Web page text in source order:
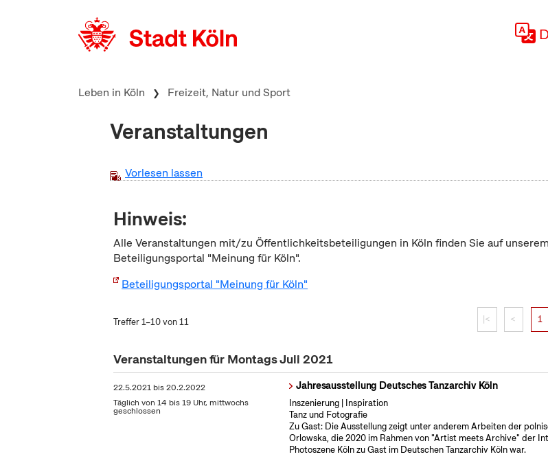
Leben in Köln Freizeit, Natur und Sport
Veranstaltungen
Vorlesen lassen
Hinweis:
Alle Veranstaltungen mit/zu Öffentlichkeitsbeteiligungen in Köln finden Sie auf unserem
Beteiligungsportal "Meinung für Köln".
Beteiligungsportal "Meinung für Köln"
Treffer 1–10 von 11 |< < 1
Veranstaltungen für Montags Juli 2021
22.5.2021 bis20.2.2022
Täglich von 14 bis 19 Uhr, mittwochs
geschlossen
Jahresausstellung Deutsches Tanzarchiv Köln
Inszenierung | Inspiration
Tanz und Fotografie
Zu Gast: Die Ausstellung zeigt unter anderem Arbeiten der
Orlowska, die 2020 im Rahmen von "Artist meets Archive" der
Photoszene Köln zu Gast im Deutschen Tanzarchiv Köln war.